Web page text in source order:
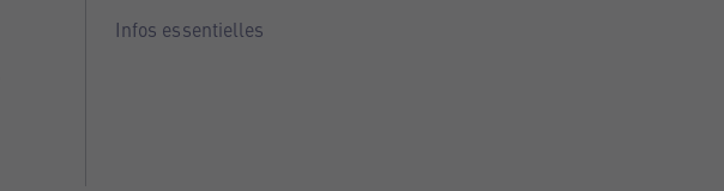
Infos essentielles